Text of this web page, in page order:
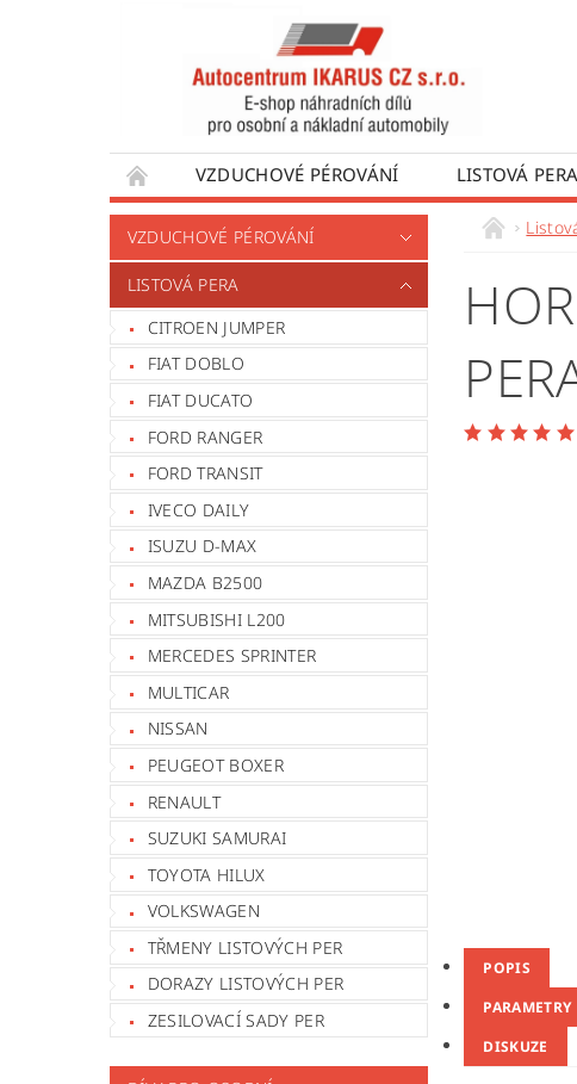
VZDUCHOVÉ PÉROVÁNÍ LISTOVÁ PERA
DÍLY PRO AUTOBUSY
DÍLY PRO UŽÍTKOVÉ
VÝROBA VENTILŮ MOTORU
VZDUCHOVÉ PÉROVÁNÍ
LISTOVÁ PERA
CITROEN JUMPER
FIAT DOBLO
FIAT DUCATO
FORD RANGER
FORD TRANSIT
IVECO DAILY
ISUZU D-MAX
MAZDA B2500
MITSUBISHI L200
MERCEDES SPRINTER
MULTICAR
NISSAN
PEUGEOT BOXER
RENAULT
SUZUKI SAMURAI
TOYOTA HILUX
VOLKSWAGEN
TŘMENY LISTOVÝCH PER
DORAZY LISTOVÝCH PER
ZESILOVACÍ SADY PER
POPIS
PARAMETRY
DISKUZE